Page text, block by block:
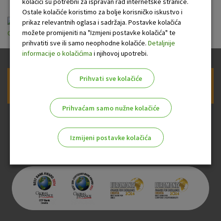
opce_informacije_o_stambenom_kreditu_u_dolarima.pdf
Prijava na newsletter OTP banke
Ostale kolačiće koristimo za bolje korisničko iskustvo i
prikaz relevantnih oglasa i sadržaja. Postavke kolačića
možete promijeniti na "Izmjeni postavke kolačića" te
prihvatiti sve ili samo neophodne kolačiće. Detaljnije
informacije o kolačićima i njihovoj upotrebi.
Prihvati sve kolačiće
Prihvaćam samo nužne kolačiće
Izmijeni postavke kolačića